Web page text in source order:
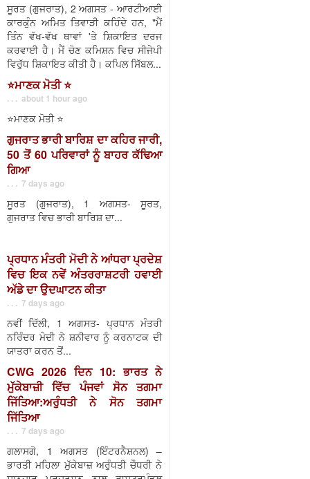
ਸੂਰਤ (ਗੁਜਰਾਤ), 2 ਅਗਸਤ - ਆਰਟੀਆਈ
ਕਾਰਕੁੰਨ ਅਮਿਤ ਤਿਵਾੜੀ ਕਹਿੰਦੇ ਹਨ, "ਮੈਂ
ਤਿੰਨ ਵੱਖ-ਵੱਖ ਥਾਵਾਂ 'ਤੇ ਸ਼ਿਕਾਇਤ ਦਰਜ
ਕਰਵਾਈ ਹੈ। ਮੈਂ ਚੋਣ ਕਮਿਸ਼ਨ ਵਿਚ ਸੀਜੇਪੀ
ਵਿਰੁੱਧ ਸ਼ਿਕਾਇਤ ਕੀਤੀ ਹੈ। ਕਪਿਲ ਸਿੱਬਲ...
⭐️ਮਾਣਕ ਮੋਤੀ ⭐️
. . . about 1 hour ago
⭐️ਮਾਣਕ ਮੋਤੀ ⭐️
ਗੁਜਰਾਤ ਭਾਰੀ ਬਾਰਿਸ਼ ਦਾ ਕਹਿਰ ਜਾਰੀ,
50 ਤੋਂ 60 ਪਰਿਵਾਰਾਂ ਨੂੰ ਬਾਹਰ ਕੱਢਿਆ
ਗਿਆ
. . . 7 days ago
ਸੂਰਤ (ਗੁਜਰਾਤ), 1 ਅਗਸਤ- ਸੂਰਤ,
ਗੁਜਰਾਤ ਵਿਚ ਭਾਰੀ ਬਾਰਿਸ਼ ਦਾ...
ਪ੍ਰਧਾਨ ਮੰਤਰੀ ਮੋਦੀ ਨੇ ਆਂਧਰਾ ਪ੍ਰਦੇਸ਼
ਵਿਚ ਇਕ ਨਵੇਂ ਅੰਤਰਰਾਸ਼ਟਰੀ ਹਵਾਈ
ਅੱਡੇ ਦਾ ਉਦਘਾਟਨ ਕੀਤਾ
. . . 7 days ago
ਨਵੀਂ ਦਿੱਲੀ, 1 ਅਗਸਤ- ਪ੍ਰਧਾਨ ਮੰਤਰੀ
ਨਰਿੰਦਰ ਮੋਦੀ ਨੇ ਸ਼ਨੀਵਾਰ ਨੂੰ ਕਰਨਾਟਕ ਦੀ
ਯਾਤਰਾ ਕਰਨ ਤੋਂ...
CWG 2026 ਦਿਨ 10: ਭਾਰਤ ਨੇ
ਮੁੱਕੇਬਾਜ਼ੀ ਵਿੱਚ ਪੰਜਵਾਂ ਸੋਨ ਤਗਮਾ
ਜਿੱਤਿਆ:ਅਰੁੰਧਤੀ ਨੇ ਸੋਨ ਤਗਮਾ
ਜਿੱਤਿਆ
. . . 7 days ago
ਗਲਾਸਗੋ, 1 ਅਗਸਤ (ਇੰਟਰਨੈਸ਼ਨਲ) –
ਭਾਰਤੀ ਮਹਿਲਾ ਮੁੱਕੇਬਾਜ਼ ਅਰੁੰਧਤੀ ਚੌਧਰੀ ਨੇ